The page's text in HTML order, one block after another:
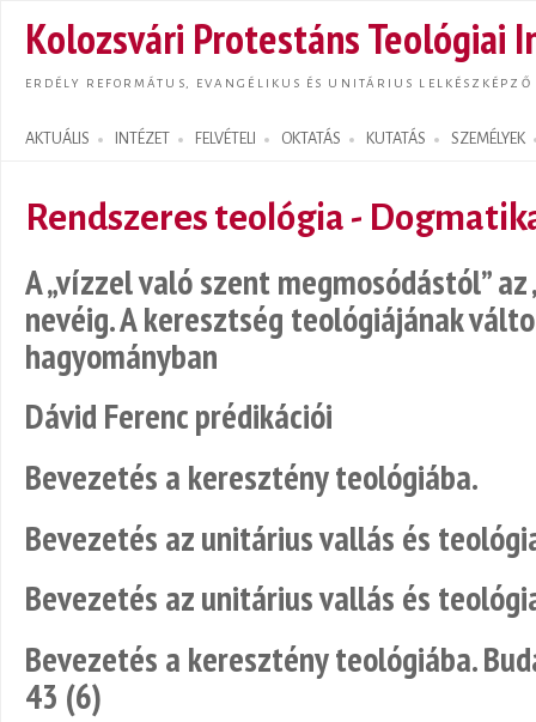
Kolozsvári Protestáns Teológiai
ERDÉLY REFORMÁTUS, EVANGÉLIKUS ÉS UNITÁRIUS LELKÉSZKÉPZŐ
AKTUÁLIS INTÉZET FELVÉTELI OKTATÁS KUTATÁS SZEMÉLYEK
Search form
Rendszeres teológia -
A „vízzel való szent megmosódástól” az
nevéig. A keresztség teológiájának
hagyományban
Dávid Ferenc prédikációi
Bevezetés a keresztény teológiába.
Bevezetés az unitárius vallás és
Bevezetés az unitárius vallás és
Bevezetés a keresztény teológiába.
43 (6)